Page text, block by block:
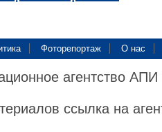
Фоторепортаж О нас
агентство
ссылка на